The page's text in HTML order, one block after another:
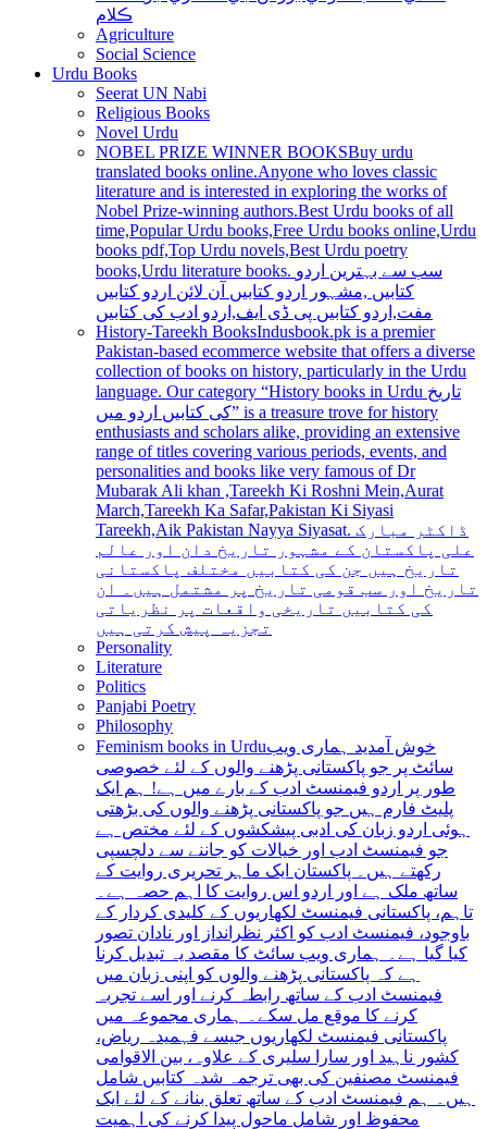
ڪلام
Agriculture
Social Science
Urdu Books
Seerat UN Nabi
Religious Books
Novel Urdu
NOBEL PRIZE WINNER BOOKSBuy urdu
translated books online.Anyone who loves classic
literature and is interested in exploring the works of
Nobel Prize-winning authors.Best Urdu books of all
time,Popular Urdu books,Free Urdu books online,Urdu
books pdf,Top Urdu novels,Best Urdu poetry
books,Urdu literature books. سب سے بہترین اردو
کتابیں ,مشہور اردو کتابیں آن لائن اردو کتابیں
مفت,اردو کتابیں پی ڈی ایف,اردو ادب کی کتابیں
History-Tareekh BooksIndusbook.pk is a premier
Pakistan-based ecommerce website that offers a diverse
collection of books on history, particularly in the Urdu
language. Our category “History books in Urdu تاریخ
کی کتابیں اردو میں” is a treasure trove for history
enthusiasts and scholars alike, providing an extensive
range of titles covering various periods, events, and
personalities and books like very famous of Dr
Mubarak Ali khan ,Tareekh Ki Roshni Mein,Aurat
March,Tareekh Ka Safar,Pakistan Ki Siyasi
Tareekh,Aik Pakistan Nayya Siyasat. ڈاکٹر مبارک
علی پاکستان کے مشہور تاریخ دان اور عالم
تاریخ ہیں جن کی کتابیں مختلف پاکستانی
تاریخ اور سب قومی تاریخ پر مشتمل ہیں۔ ان
کی کتابیں تاریخی واقعات پر نظریاتی
تجزیہ پیش کرتی ہیں
Personality
Literature
Politics
Panjabi Poetry
Philosophy
Feminism books in Urduخوش آمدید ہماری ویب
سائٹ پر جو پاکستانی پڑھنے والوں کے لئے خصوصی
طور پر اردو فیمنسٹ ادب کے بارے میں ہے! ہم ایک
پلیٹ فارم ہیں جو پاکستانی پڑھنے والوں کی بڑھتی
ہوئی اردو زبان کی ادبی پیشکشوں کے لئے مختص ہے
جو فیمنسٹ ادب اور خیالات کو جاننے سے دلچسپی
رکھتے ہیں۔ پاکستان ایک ماہر تحریری روایت کے
ساتھ ملک ہے اور اردو اس روایت کا اہم حصہ ہے۔
تاہم، پاکستانی فیمنسٹ لکھاریوں کے کلیدی کردار کے
باوجود، فیمنسٹ ادب کو اکثر نظرانداز اور نادان تصور
کیا گیا ہے۔ ہماری ویب سائٹ کا مقصد یہ تبدیل کرنا
ہے کہ پاکستانی پڑھنے والوں کو اپنی زبان میں
فیمنسٹ ادب کے ساتھ رابطہ کرنے اور اسے تجربہ
کرنے کا موقع مل سکے۔ ہماری مجموعہ میں
پاکستانی فیمنسٹ لکھاریوں جیسے فہمیدہ ریاض،
کشور ناہید اور سارا سلیری کے علاوہ، بین الاقوامی
فیمنسٹ مصنفین کی بھی ترجمہ شدہ کتابیں شامل
ہیں۔ ہم فیمنسٹ ادب کے ساتھ تعلق بنانے کے لئے ایک
محفوظ اور شامل ماحول پیدا کرنے کی اہمیت